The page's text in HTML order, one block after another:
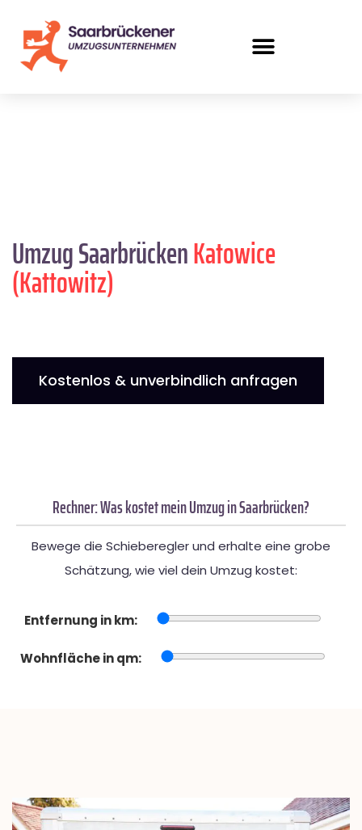
Umzug SaarbrückenKatowice
(Kattowitz)
Kostenlos & unverbindlich anfragen
Rechner: Was kostet mein Umzug in Saarbrücken?
Bewege die Schieberegler und erhalte eine grobe
Schätzung, wie viel dein Umzug kostet:
Entfernung in km:
Wohnfläche in qm: